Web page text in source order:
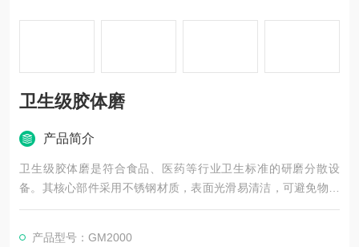
卫生级胶体磨
产品简介
卫生级胶体磨是符合食品、医药等行业卫生标准的研磨分散设
备。其核心部件采用不锈钢材质，表面光滑易清洁，可避免物料
残留。通过定转子高速相对运动产生剪切力，实现物料细化与混
产品型号：GM2000